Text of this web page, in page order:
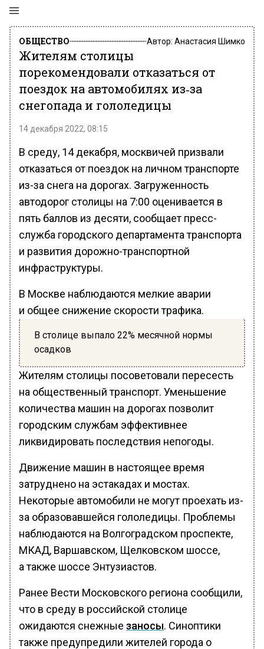
ОБЩЕСТВО Автор: Анастасия Шимко
Жителям столицы
порекомендовали отказаться от
поездок на автомобилях из‑за
снегопада и гололедицы
14 декабря 2022, 08:15
В среду, 14 декабря, москвичей призвали
отказаться от поездок на личном транспорте
из-за снега на дорогах. Загруженность
автодорог столицы на 7:00 оценивается в
пять баллов из десяти, сообщает пресс-
служба городского департамента транспорта
и развития дорожно-транспортной
инфраструктуры.
В Москве наблюдаются мелкие аварии
и общее снижение скорости трафика.
В столице выпало 22% месячной нормы
осадков
Жителям столицы посоветовали пересесть
на общественный транспорт. Уменьшение
количества машин на дорогах позволит
городским службам эффективнее
ликвидировать последствия непогоды.
Движение машин в настоящее время
затруднено на эстакадах и мостах.
Некоторые автомобили не могут проехать из-
за образовавшейся гололедицы. Проблемы
наблюдаются на Волгоградском проспекте,
МКАД, Варшавском, Щелковском шоссе,
а также шоссе Энтузиастов.
Ранее Вести Московского региона сообщили,
что в среду в российской столице
ожидаются снежные заносы. Синоптики
также предупредили жителей города о